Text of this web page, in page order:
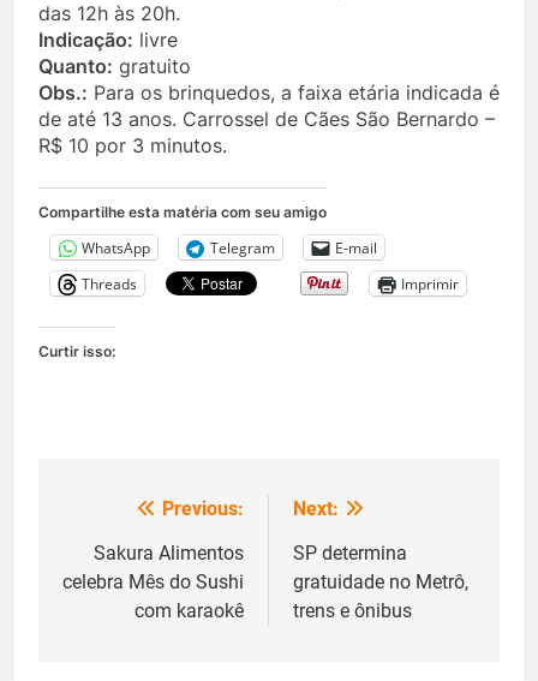
das 12h às 20h.
Indicação: livre
Quanto: gratuito
Obs.: Para os brinquedos, a faixa etária indicada é
de até 13 anos. Carrossel de Cães São Bernardo –
R$ 10 por 3 minutos.
Compartilhe esta matéria com seu amigo
WhatsApp Telegram
E-mail
Threads
Imprimir
Curtir isso:
Navegação
Previous:
Sakura Alimentos
celebra Mês do Sushi
com karaokê
Next:
SP determina
gratuidade no Metrô,
trens e ônibus